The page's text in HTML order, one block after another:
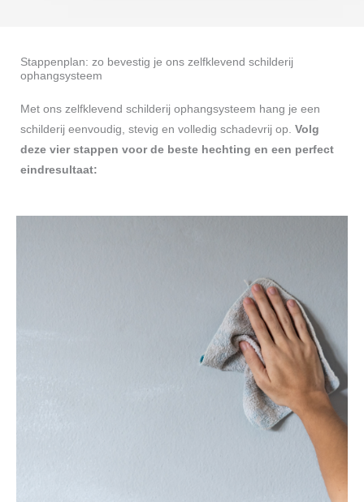
Stappenplan: zo bevestig je ons zelfklevend schilderij
ophangsysteem
Met ons zelfklevend schilderij ophangsysteem hang je een
schilderij eenvoudig, stevig en volledig schadevrij op. Volg
deze vier stappen voor de beste hechting en een perfect
eindresultaat: